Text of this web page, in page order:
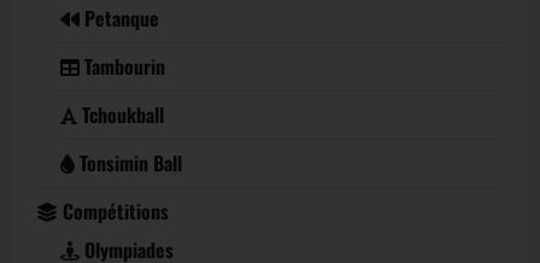
Petanque
Tambourin
Tchoukball
Tonsimin Ball
Compétitions
Olympiades